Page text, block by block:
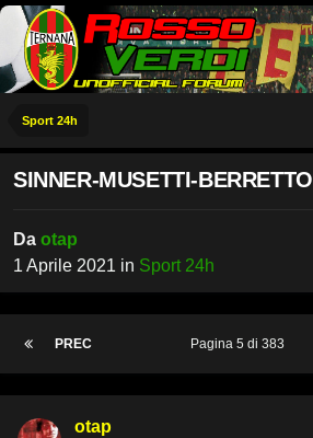
Sport 24h
SINNER-MUSETTI-BERRETTO
Da otap
1 Aprile 2021 in Sport 24h
PREC Pagina 5 di 383
otap